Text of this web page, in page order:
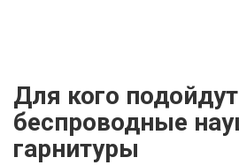
Для кого подойдут
беспроводные
гарнитуры